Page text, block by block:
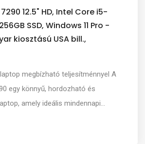
12.5" HD, Intel Core i5-
SSD, Windows 11 Pro -
kiosztású USA bill.,
megbízható teljesítménnyel A
egy könnyű, hordozható és
amely ideális mindennapi...